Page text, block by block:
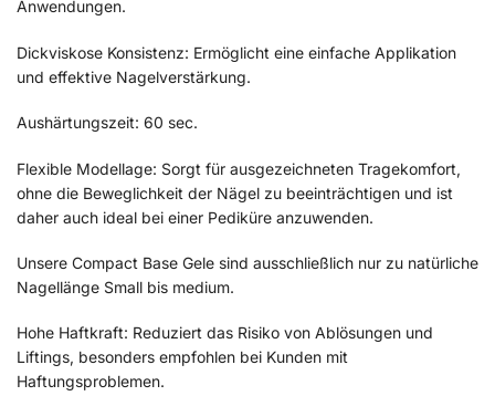
Anwendungen.
Dickviskose Konsistenz: Ermöglicht eine einfache Applikation
und effektive Nagelverstärkung.
Aushärtungszeit: 60 sec.
Flexible Modellage: Sorgt für ausgezeichneten Tragekomfort,
ohne die Beweglichkeit der Nägel zu beeinträchtigen und ist
daher auch ideal bei einer Pediküre anzuwenden.
Unsere Compact Base Gele sind ausschließlich nur zu natürliche
Nagellänge Small bis medium.
Hohe Haftkraft: Reduziert das Risiko von Ablösungen und
Liftings, besonders empfohlen bei Kunden mit
Haftungsproblemen.